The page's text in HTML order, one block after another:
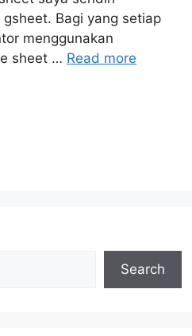
Bagi yang setiap
menggunakan
sheet … Read more
Search